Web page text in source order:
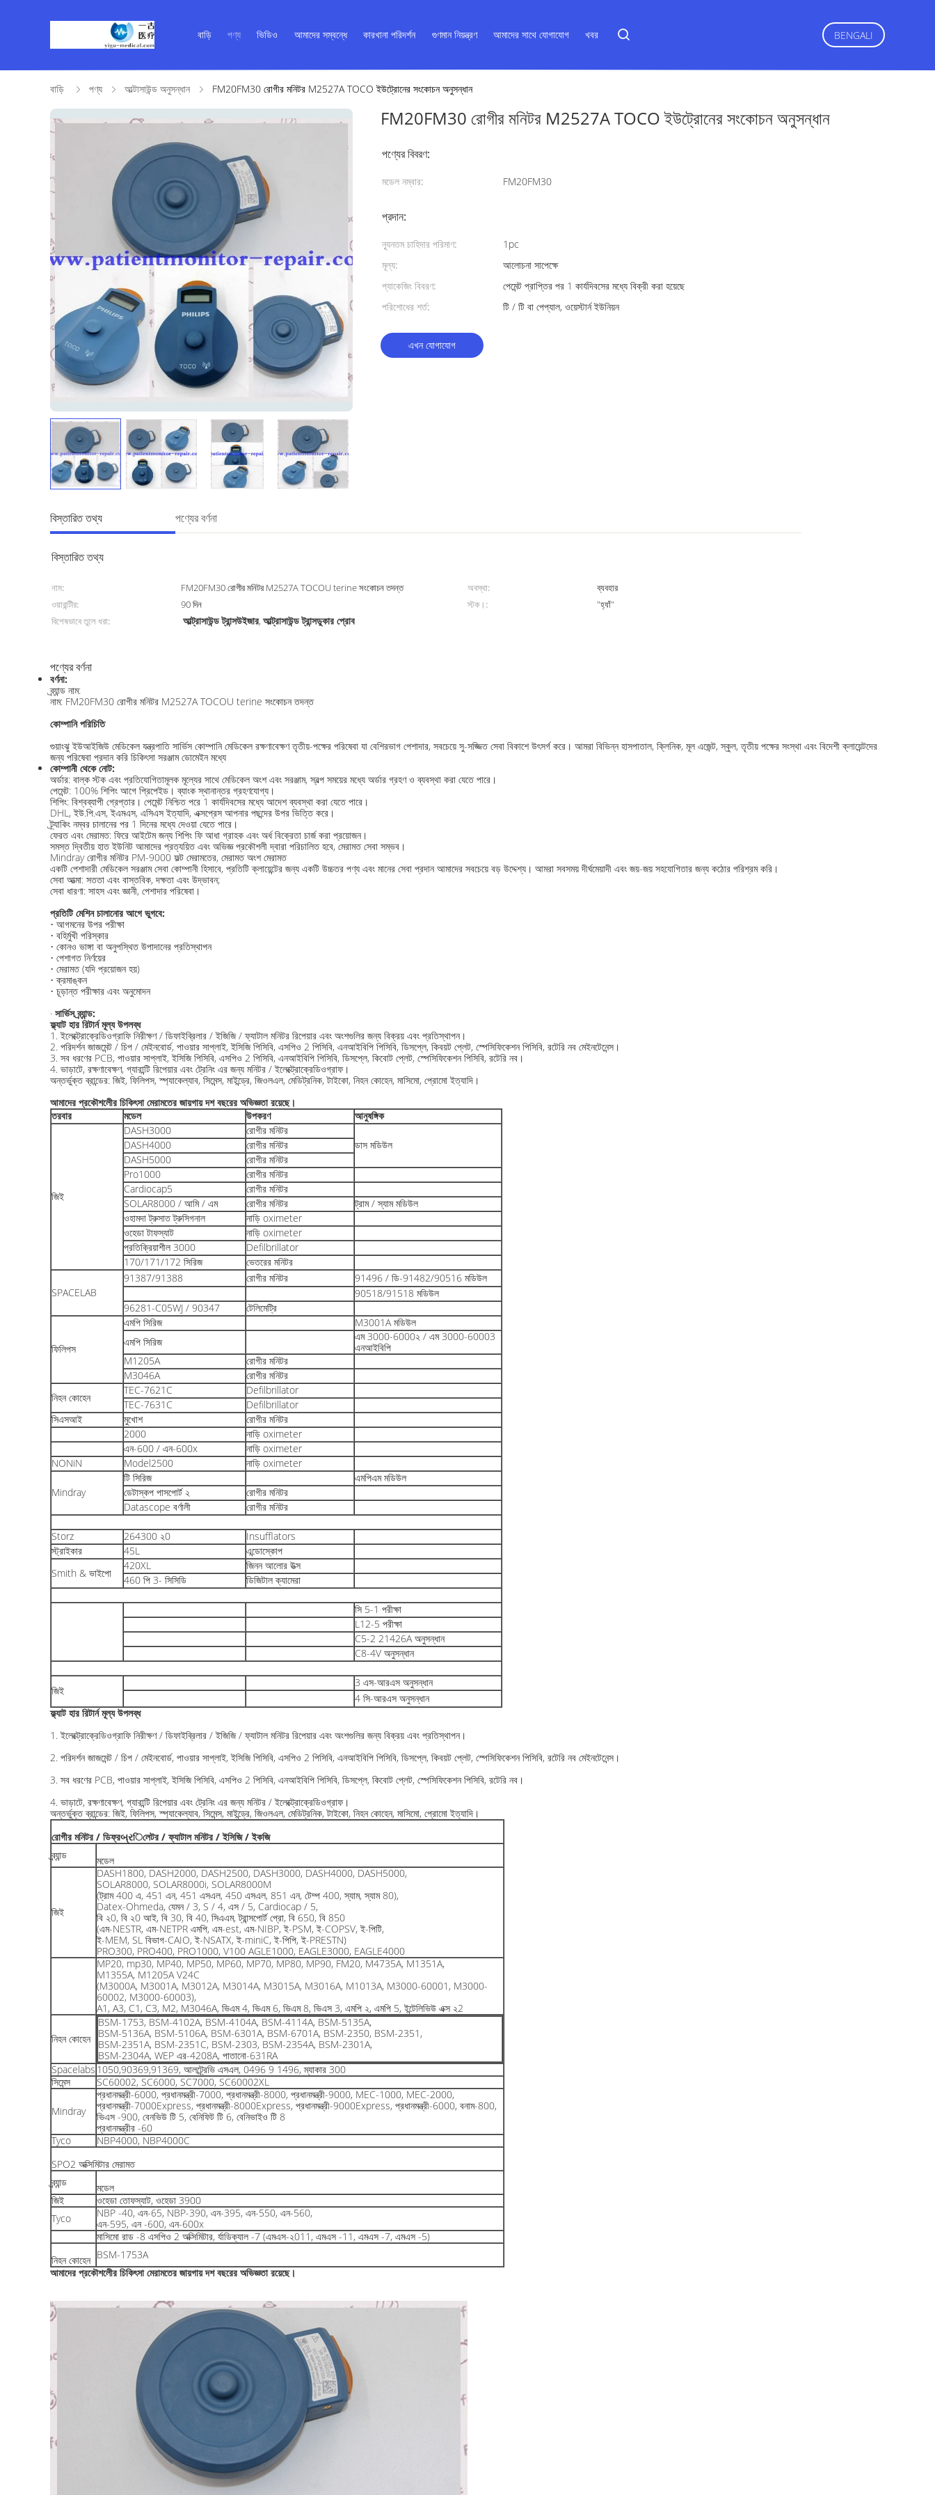
বাড়ি পণ্য ভিডিও আমাদের সম্বন্ধে কারখানা পরিদর্শন গুণমান নিয়ন্ত্রণ আমাদের সাথে যোগাযোগ খবর BENGALI
বাড়ি পণ্য আল্টাসাউন্ড অনুসন্ধান FM20FM30 রোগীর মনিটর M2527A TOCO ইউট্রোনের সংকোচন অনুসন্ধান
FM20FM30 রোগীর মনিটর M2527A TOCO ইউট্রোনের সংকোচন অনুসন্ধান
পণ্যের বিবরণ:
মডেল নম্বার: FM20FM30
প্রদান:
ন্যূনতম চাহিদার পরিমাণ:
1pc
মূল্য:
আলোচনা সাপেক্ষে
প্যাকেজিং বিবরণ:
পেমেন্ট প্রাপ্তির পর 1 কার্যদিবসের মধ্যে বিক্রী করা হয়েছে
পরিশোধের শর্ত:
টি / টি বা পেপ্যাল, ওয়েস্টার্ন ইউনিয়ন
এখন যোগাযোগ
বিস্তারিত তথ্য পণ্যের বর্ণনা
বিস্তারিত তথ্য
নাম: FM20FM30 রোগীর মনিটর M2527A TOCOU terine সংকোচন তদন্ত অবস্থা:
ব্যবহার
ওয়ারান্টীর:
90 দিন স্টক।:
"হ্যাঁ"
বিশেষভাবে তুলে ধরা:
আল্ট্রাসাউন্ড ট্রান্সউইজার,আল্ট্রাসাউন্ড ট্রান্সডুকার প্রোব
পণ্যের বর্ণনা
বর্ণনা:
ব্র্যান্ড নাম:
নাম: FM20FM30 রোগীর মনিটর M2527A TOCOU terine সংকোচন তদন্ত
কোম্পানি পরিচিতি
গুয়াংঝু ইউআইজিউ মেডিকেল যন্ত্রপাতি সার্ভিস কোম্পানি মেডিকেল রক্ষণাবেক্ষণ তৃতীয়-পক্ষের পরিষেবা যা বেশিরভাগ পেশাদার, সবচেয়ে সু-সজ্জিত সেবা বিকাশে উৎসর্গ করে। আমরা বিভিন্ন হাসপাতাল, ক্লিনিক, মূল এজেন্ট, স্কুল, তৃতীয় পক্ষের সংস্থা এবং বিদেশী ক্লায়েন্টদের
জন্য পরিষেবা প্রদান করি চিকিৎসা সরঞ্জাম ডোমেইন মধ্যে
কোম্পানী থেকে নোট:
অর্ডার: বাল্ক স্টক এবং প্রতিযোগিতামূলক মূল্যের সাথে মেডিকেল অংশ এবং সরঞ্জাম, স্বল্প সময়ের মধ্যে অর্ডার গ্রহণ ও ব্যবস্থা করা যেতে পারে।
পেমেন্ট: 100% শিপিং আগে প্রিপেইড। ব্যাংক স্থানান্তর গ্রহণযোগ্য।
শিপিং: বিশ্বব্যাপী গ্রেপ্তার। পেমেন্ট নিশ্চিত পরে 1 কার্যদিবসের মধ্যে আদেশ ব্যবস্থা করা যেতে পারে।
DHL, ইউ.পি.এস, ইএমএস, এসিএস ইত্যাদি, এক্সপ্রেস আপনার পছন্দের উপর ভিত্তি করে।
ট্র্যাকিং নম্বর চালানের পর 1 দিনের মধ্যে দেওয়া যেতে পারে।
ফেরত এবং মেরামত: ফিরে আইটেম জন্য শিপিং ফি আধা গ্রাহক এবং অর্ধ বিক্রেতা চার্জ করা প্রয়োজন।
সমস্ত দ্বিতীয় হাত ইউনিট আমাদের প্রত্যয়িত এবং অভিজ্ঞ প্রকৌশলী দ্বারা পরিচালিত হবে, মেরামত সেবা সম্ভব।
Mindray রোগীর মনিটর PM-9000 ফল্ট মেরামতের, মেরামত অংশ মেরামত
একটি পেশাদারী মেডিকেল সরঞ্জাম সেবা কোম্পানী হিসাবে, প্রতিটি ক্লায়েন্টের জন্য একটি উচ্চতর পণ্য এবং মানের সেবা প্রদান আমাদের সবচেয়ে বড় উদ্দেশ্য। আমরা সবসময় দীর্ঘমেয়াদী এবং জয়-জয় সহযোগিতার জন্য কঠোর পরিশ্রম করি।
সেবা আত্মা: সততা এবং বাস্তবিক, দক্ষতা এবং উদ্ভাবন;
সেবা ধারণা: সাহস এবং জ্ঞানী, পেশাদার পরিষেবা।
প্রতিটি মেশিন চালানোর আগে ভুগবে:
• আগমনের উপর পরীক্ষা
• বহির্মুখী পরিস্কার
• কোনও ভাঙ্গা বা অনুপস্থিত উপাদানের প্রতিস্থাপন
• পেশাগত নির্ণয়ের
• মেরামত (যদি প্রয়োজন হয়)
• ক্রমাঙ্কন
• চূড়ান্ত পরীক্ষার এবং অনুমোদন
· সার্ভিস ব্র্যান্ড:
ফ্ল্যাট হার রিটার্ন মূল্য উপলব্ধ
1. ইলেক্ট্রোক্রেডিওগ্রাফি নিরীক্ষণ / ডিফাইব্রিলার / ইজিজি / ফ্যাটাল মনিটর রিপেয়ার এবং অংশগুলির জন্য বিক্রয় এবং প্রতিস্থাপন।
2. পরিদর্শন জাজমেন্ট / চিপ / মেইনবোর্ড, পাওয়ার সাপ্লাই, ইসিজি পিসিবি, এসপিও 2 পিসিবি, এনআইবিপি পিসিবি, ডিসপ্লে, কিবয়ট প্লেট, স্পেসিফিকেশন পিসিবি, রটেরি নব মেইনটেনেন্স।
3. সব ধরণের PCB, পাওয়ার সাপ্লাই, ইসিজি পিসিবি, এসপিও 2 পিসিবি, এনআইবিপি পিসিবি, ডিসপ্লে, কিবোট প্লেট, স্পেসিফিকেশন পিসিবি, রটেরি নব।
4. ভাড়াটে, রক্ষণাবেক্ষণ, গ্যারান্টি রিপেয়ার এবং ট্রেনিং এর জন্য মনিটর / ইলেক্ট্রোক্রেডিওগ্রাফ।
অন্তর্ভুক্ত ব্রান্ডের: জিই, ফিলিপস, স্প্যাকেল্যাব, সিমেন্স, মাইন্ড্রে, জিওলএল, মেডিট্রনিক, টাইকো, নিহন কোহেন, মাসিমো, প্রোমো ইত্যাদি।
আমাদের প্রকৌশলীের চিকিৎসা মেরামতের জায়গায় দশ বছরের অভিজ্ঞতা রয়েছে।
তরবার
মডেল উপকরণ আনুষঙ্গিক
জিই
DASH3000
রোগীর মনিটর
ডাস মডিউল
DASH4000
রোগীর মনিটর
DASH5000
রোগীর মনিটর
Pro1000
রোগীর মনিটর
Cardiocap5
রোগীর মনিটর
SOLAR8000 / আমি / এম
রোগীর মনিটর
ট্রাম / স্যাম মডিউল
ওহামদা ট্রুসাত ট্রুসিগনাল
নাড়ি oximeter
ওহেডা টাফস্যাট
নাড়ি oximeter
প্রতিক্রিয়াশীল 3000
Defilbrillator
170/171/172 সিরিজ
ভেতরের মনিটর
SPACELAB
91387/91388 রোগীর মনিটর
91496 / ডি-91482/90516 মডিউল
90518/91518 মডিউল
96281-C05WJ / 90347
টেলিমেট্রি
ফিলিপস
এমপি সিরিজ
M3001A মডিউল
এমপি সিরিজ
এম 3000-6000২ / এম 3000-60003
এনআইবিপি
M1205A
রোগীর মনিটর
M3046A
রোগীর মনিটর
নিহন কোহেন
TEC-7621C
Defilbrillator
TEC-7631C
Defilbrillator
সিএসআই
মুখোশ
রোগীর মনিটর
2000
নাড়ি oximeter
এন-600 / এন-600x
নাড়ি oximeter
NONiN
Model2500 নাড়ি oximeter
Mindray
টি সিরিজ
এমপিএম মডিউল
ডেটাস্কপ পাসপোর্ট ২
রোগীর মনিটর
Datascope বর্ণালী
রোগীর মনিটর
Storz 264300 ২0
Insufflators
স্ট্রাইকার
45L
এন্ডোস্কোপ
Smith & ভাইপো
420XL
জিনন আলোর উত্স
460 পি 3- সিসিডি
ডিজিটাল ক্যামেরা
সি 5-1 পরীক্ষা
L12-5 পরীক্ষা
C5-2 21426A অনুসন্ধান
C8-4V অনুসন্ধান
জিই
3 এস-আরএস অনুসন্ধান
4 সি-আরএস অনুসন্ধান
ফ্ল্যাট হার রিটার্ন মূল্য উপলব্ধ
1. ইলেক্ট্রোক্রেডিওগ্রাফি নিরীক্ষণ / ডিফাইব্রিলার / ইজিজি / ফ্যাটাল মনিটর রিপেয়ার এবং অংশগুলির জন্য বিক্রয় এবং প্রতিস্থাপন।
2. পরিদর্শন জাজমেন্ট / চিপ / মেইনবোর্ড, পাওয়ার সাপ্লাই, ইসিজি পিসিবি, এসপিও 2 পিসিবি, এনআইবিপি পিসিবি, ডিসপ্লে, কিবয়ট প্লেট, স্পেসিফিকেশন পিসিবি, রটেরি নব মেইনটেনেন্স।
3. সব ধরণের PCB, পাওয়ার সাপ্লাই, ইসিজি পিসিবি, এসপিও 2 পিসিবি, এনআইবিপি পিসিবি, ডিসপ্লে, কিবোট প্লেট, স্পেসিফিকেশন পিসিবি, রটেরি নব।
4. ভাড়াটে, রক্ষণাবেক্ষণ, গ্যারান্টি রিপেয়ার এবং ট্রেনিং এর জন্য মনিটর / ইলেক্ট্রোক্রেডিওগ্রাফ।
অন্তর্ভুক্ত ব্রান্ডের: জিই, ফিলিপস, স্প্যাকেল্যাব, সিমেন্স, মাইন্ড্রে, জিওলএল, মেডিট্রনিক, টাইকো, নিহন কোহেন, মাসিমো, প্রোমো ইত্যাদি।
রোগীর মনিটর / ডিফ্রબ્રিলেটর / ফ্যাটাল মনিটর / ইসিজি / ইকজি
ব্র্যান্ড
মডেল
জিই
DASH1800, DASH2000, DASH2500, DASH3000, DASH4000, DASH5000,
SOLAR8000, SOLAR8000i, SOLAR8000M
(ট্রাম 400 এ, 451 এন, 451 এসএল, 450 এসএল, 851 এন, টেম্প 400, স্যাম, স্যাম 80),
Datex-Ohmeda, যেমন / 3, S / 4, এস / 5, Cardiocap / 5,
বি ২0, বি ২0 আই, বি 30, বি 40, সিএএম, ট্রান্সপোর্ট প্রো, বি 650, বি 850
(এম-NESTR, এম-NETPR এমপি, এম-est, এম-NIBP, ই-PSM, ই-COPSV, ই-পিটি,
ই-MEM, SL বিভাগ-CAIO, ই-NSATX, ই-miniC, ই-পিপি, ই-PRESTN)
PRO300, PRO400, PRO1000, V100 AGLE1000, EAGLE3000, EAGLE4000
MP20, mp30, MP40, MP50, MP60, MP70, MP80, MP90, FM20, M4735A, M1351A,
M1355A, M1205A V24C
(M3000A, M3001A, M3012A, M3014A, M3015A, M3016A, M1013A, M3000-60001, M3000-
60002, M3000-60003),
A1, A3, C1, C3, M2, M3046A, ভিএম 4, ভিএম 6, ভিএম 8, ভিএস 3, এমপি ২, এমপি 5, ইন্টেলিভিউ এক্স ২2
নিহন কোহেন
BSM-1753, BSM-4102A, BSM-4104A, BSM-4114A, BSM-5135A,
BSM-5136A, BSM-5106A, BSM-6301A, BSM-6701A, BSM-2350, BSM-2351,
BSM-2351A, BSM-2351C, BSM-2303, BSM-2354A, BSM-2301A,
BSM-2304A, WEP এর-4208A, পাতানো-631RA
Spacelabs 1050,90369,91369, আলট্র্রেভি এসএল, 0496 9 1496, ম্যাকার 300
সিমেন্স
SC60002, SC6000, SC7000, SC60002XL
Mindray
প্রধানমন্ত্রী-6000, প্রধানমন্ত্রী-7000, প্রধানমন্ত্রী-8000, প্রধানমন্ত্রী-9000, MEC-1000, MEC-2000,
প্রধানমন্ত্রী-7000Express, প্রধানমন্ত্রী-8000Express, প্রধানমন্ত্রী-9000Express, প্রধানমন্ত্রী-6000, বনাম-800,
ভিএস -900, বেনভিউ টি 5, বেনিফিট টি 6, বেনিভাইও টি 8
প্রধানমন্ত্রীর -60
Tyco
NBP4000, NBP4000C
SPO2 অক্সিমিটার মেরামত
ব্র্যান্ড
মডেল
জিই
ওহেডা তোফস্যাট, ওহেডা 3900
Tyco
NBP -40, এন-65, NBP-390, এন-395, এন-550, এন-560,
এন-595, এন -600, এন-600x
মাসিমো রাড -8 এসপিও 2 অক্সিমিটার, র্যাডিক্যাল -7 (এমএস-২011, এমএস -11, এমএস -7, এমএস -5)
নিহন কোহেন BSM-1753A
আমাদের প্রকৌশলীের চিকিৎসা মেরামতের জায়গায় দশ বছরের অভিজ্ঞতা রয়েছে।